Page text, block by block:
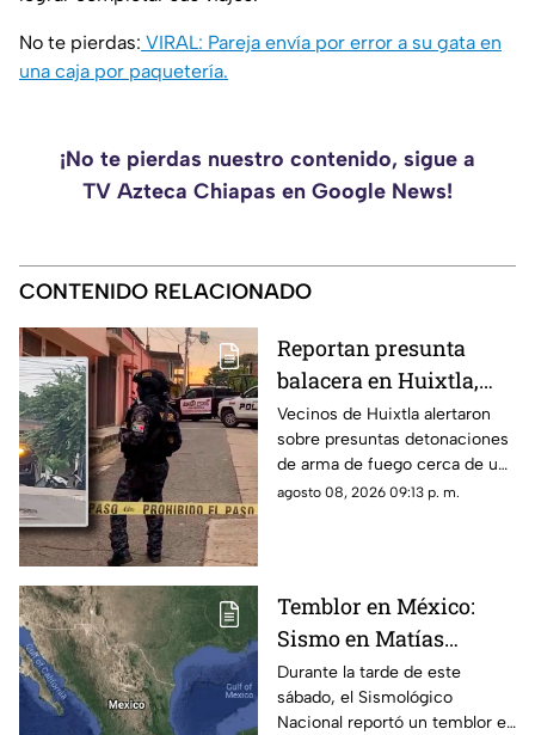
No te pierdas: VIRAL: Pareja envía por error a su gata en
una caja por paquetería.
¡No te pierdas nuestro contenido, sigue a
TV Azteca Chiapas en Google News!
CONTENIDO RELACIONADO
Reportan presunta
balacera en Huixtla,
Chiapas: Vecinos
alertan por
detonaciones de fuego
Vecinos de Huixtla alertaron
sobre presuntas detonaciones
de arma de fuego cerca de una
bodega de café. Circulan
agosto 08, 2026 09:13 p. m.
Temblor en México:
Sismo en Matías
Romero, Oaxaca, hoy 8
de agosto de 2026
Durante la tarde de este
sábado, el Sismológico
Nacional reportó un temblor en